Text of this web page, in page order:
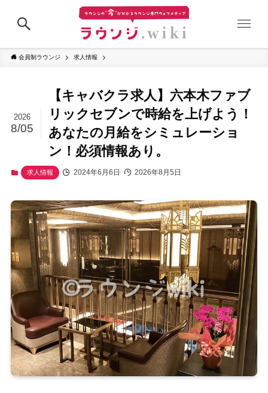
会員制ラウンジ 求人情報
【キャバクラ求人】六本木ファブ
リックセブンで時給を上げよう！
あなたの月給をシミュレーショ
ン！必須情報あり。
2026
8/05
求人情報 2024年6月6日 2026年8月5日